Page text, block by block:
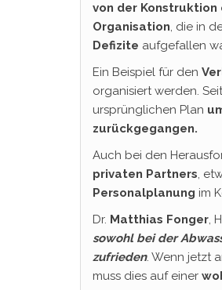
von der
Organisation, die in
Defizite aufgefallen
Ein Beispiel für den
organisiert werden.
ursprünglichen Plan
zurückgegangen.
Auch bei den
privaten Partners,
Personalplanung im
Dr. Matthias Fonger,
sowohl bei der
zufrieden. Wenn jetzt
muss dies auf einer